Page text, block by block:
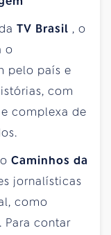
TV Brasil , o
o
pelo país e
com
complexa de
Caminhos da
jornalísticas
como
Para contar